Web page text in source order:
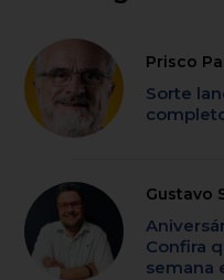
Prisco
Sorte
Gustavo
Confira
semana